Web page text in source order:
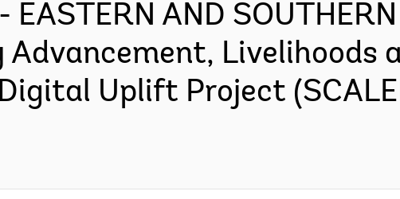
EASTERN AND
Advancement, Livelihoods
Uplift Project